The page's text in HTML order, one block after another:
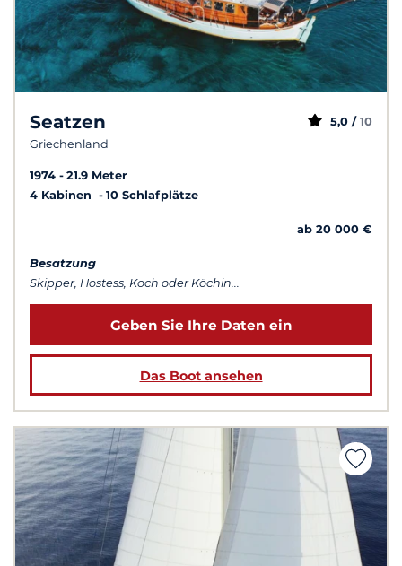
Seatzen
Griechenland
5,0 / 10
1974
21.9 Meter
4 Kabinen
10 Schlafplätze
ab 20 000 €
Besatzung
Skipper, Hostess, Koch oder Köchin...
Geben Sie Ihre Daten ein
Das Boot ansehen